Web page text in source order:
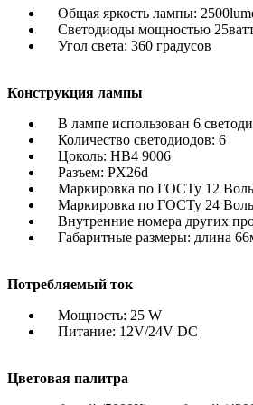
Общая яркость лампы:
Светодиоды мощностью
Угол света: 360 градусов
Конструкция лампы
В лампе использован 6
Количество светодиодов: 6
Цоколь: HB4 9006
Разъем: PX26d
Маркировка по ГОСТу 12
Маркировка по ГОСТу 24
Внутренние номера других
Габаритные размеры: длина
Потребляемый ток
Мощность: 25 W
Питание: 12V/24V DC
Цветовая палитра